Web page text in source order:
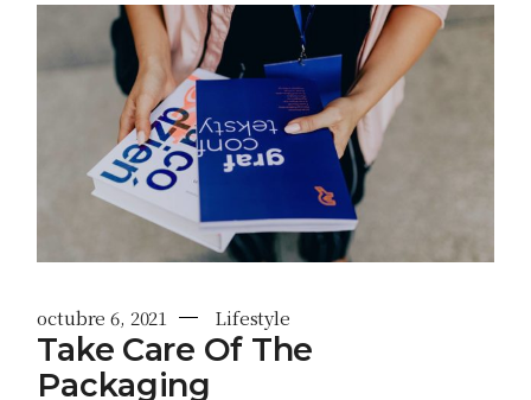
octubre 6, 2021 Lifestyle
Take Care Of The
Packaging